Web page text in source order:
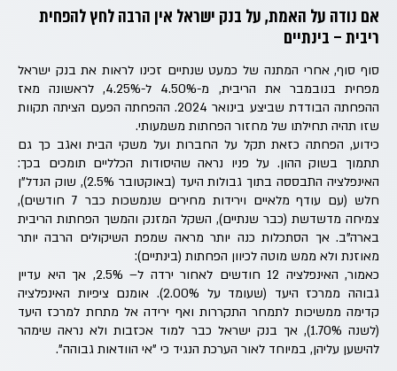
אם נודה על האמת, על בנק ישראל אין הרבה לחץ להפחית
ריבית – בינתיים
סוף סוף, אחרי המתנה של כמעט שנתיים זכינו לראות את בנק ישראל
מפחית בנובמבר את הריבית, מ-4.50% ל-4.25%, לראשונה מאז
ההפחתה הבודדת שביצע בינואר 2024. ההפחתה הפעם הציתה תקוות
שזו תהיה תחילתו של מחזור הפחתות משמעותי.
כידוע, הפחתה כזאת תקל על החברות ועל משקי הבית ואגב כך גם
תתמוך בשוק ההון. על פניו נראה שהיסודות הכלליים תומכים בכך:
האינפלציה התבססה בתוך גבולות היעד (באוקטובר 2.5%), שוק הנדל"ן
חלש (עם עודף מלאיים וירידות מחירים שנמשכות כבר 7 חודשים),
צמיחה מדשדשת (כבר שנתיים), השקל המזנק והמשך הפחתות הריבית
בארה"ב. אך הסתכלות כנה יותר מראה שמפת השיקולים הרבה יותר
מאוזנת ולא ממש מוטה לכיוון הפחתות (בינתיים):
כאמור, האינפלציה 12 חודשים לאחור ירדה ל– 2.5%, אך היא עדיין
גבוהה ממרכז היעד (שעומד על 2.00%). אומנם ציפיות האינפלציה
קדימה ממשיכות לתמחר התקררות ואף ירידה אל מתחת למרכז היעד
(לשנה 1.70%), אך בנק ישראל כבר למוד אכזבות ולא נראה שימהר
להישען עליהן, במיוחד לאור הערכת הנגיד כי "אי הוודאות גבוהה".